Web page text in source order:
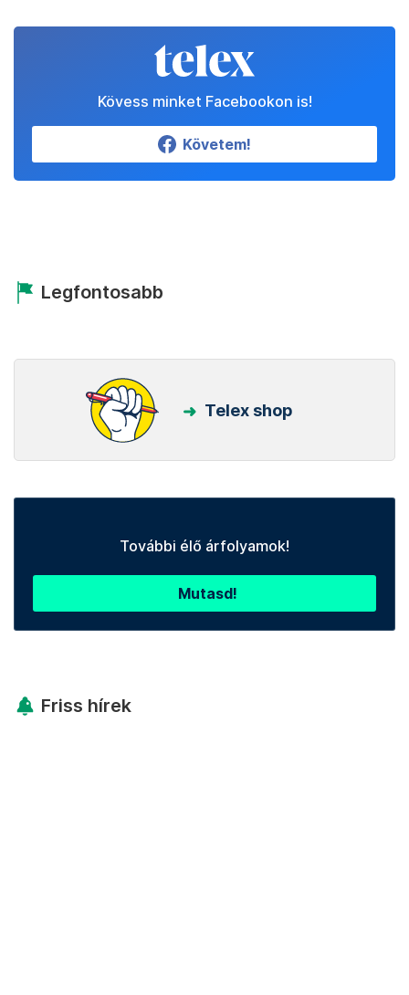
Kövess minket Facebookon is!
Követem!
Legfontosabb
Telex shop
További élő árfolyamok!
Mutasd!
Friss hírek